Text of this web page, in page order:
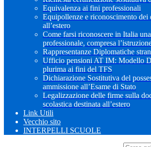
Equivalenza ai fini professionali
Equipollenze e riconoscimento
all’estero
Come farsi riconoscere in Italia
professionale, compresa
Rappresentanze Diplomatiche
Ufficio pensioni AT IM: Modello
plurima ai fini del TFS
Dichiarazione Sostitutiva del
ammissione all’Esame di Stato
Legalizzazione delle firme sulla
scolastica destinata all’estero
Link Utili
Vecchio sito
INTERPELLI SCUOLE